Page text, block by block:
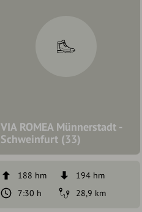
VIA ROMEA Münnerstadt -
Schweinfurt (33)
188 hm
194 hm
7:30 h
28,9 km